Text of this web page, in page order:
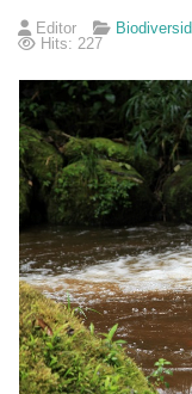
Editor
Hits: 227